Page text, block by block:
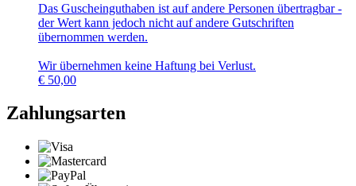
Das Guscheinguthaben ist auf andere Personen übertragbar -
der Wert kann jedoch nicht auf andere Gutschriften
übernommen werden.
Wir übernehmen keine Haftung bei Verlust.
€ 50,00
Zahlungsarten